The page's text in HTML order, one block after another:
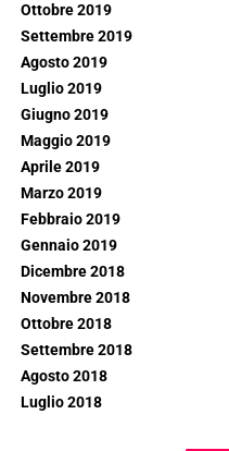
Ottobre 2019
Settembre 2019
Agosto 2019
Luglio 2019
Giugno 2019
Maggio 2019
Aprile 2019
Marzo 2019
Febbraio 2019
Gennaio 2019
Dicembre 2018
Novembre 2018
Ottobre 2018
Settembre 2018
Agosto 2018
Luglio 2018